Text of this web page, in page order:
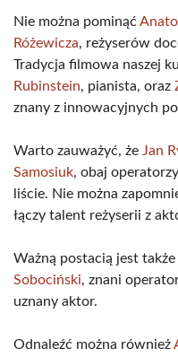
Nie można pominąć
Różewicza, reżyserów
Tradycja filmowa naszej
Rubinstein, pianista, oraz
znany z innowacyjnych
Warto zauważyć, że Jan
Samosiuk, obaj
liście. Nie można
łączy talent reżyserii z
Ważną postacią jest także
Sobociński, znani
uznany aktor.
Odnaleźć można również